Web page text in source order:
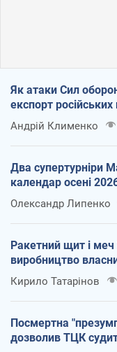
Як атаки Сил
експорт
Андрій Клименко
Два супертурніри
календар осені
Олександр Липенко
Ракетний щит і меч
виробництво
Кирило Татарінов
Посмертна
дозволив ТЦК